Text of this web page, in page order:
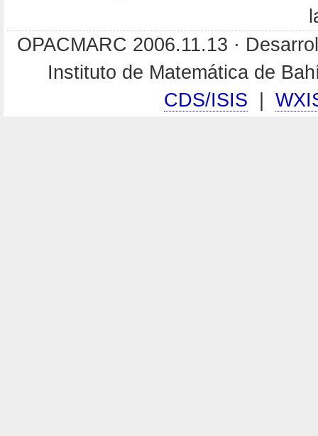
OPACMARC 2006.11.13 ·
Instituto de Matemática de
CDS/ISIS